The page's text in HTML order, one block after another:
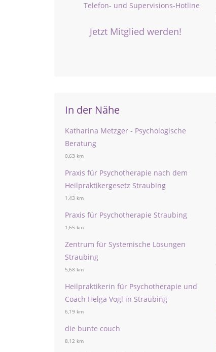
Telefon- und Supervisions-Hotline
Jetzt Mitglied werden!
In der Nähe
Katharina Metzger - Psychologische
Beratung
0,63 km
Praxis für Psychotherapie nach dem
Heilpraktikergesetz Straubing
1,43 km
Praxis für Psychotherapie Straubing
1,65 km
Zentrum für Systemische Lösungen
Straubing
5,68 km
Heilpraktikerin für Psychotherapie und
Coach Helga Vogl in Straubing
6,19 km
die bunte couch
8,12 km